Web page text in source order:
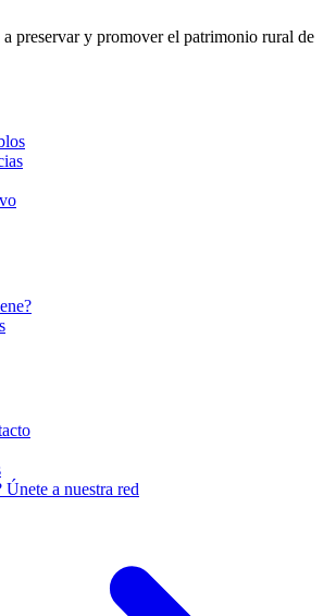
preservar y promover el patrimonio rural de
Únete a nuestra red